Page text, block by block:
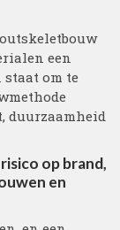
een
om te
duurzaamheid
op brand,
en